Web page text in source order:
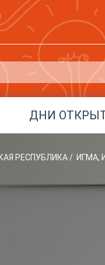
ДНИ
РЕСПУБЛИКА/ ИГМА,